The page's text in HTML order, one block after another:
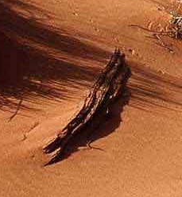
Dr. Göllner
2081 Piliscsaba,
e-mail:
telefonszám:
adószám: